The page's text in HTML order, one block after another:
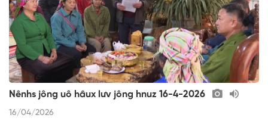
Nênhs jông uô hâux lưv jông hnuz 16-4-2026
16/04/2026